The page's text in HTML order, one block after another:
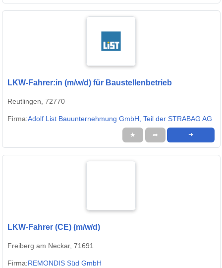
LKW-Fahrer:in (m/w/d) für Baustellenbetrieb
Reutlingen, 72770
Firma:Adolf List Bauunternehmung GmbH, Teil der STRABAG AG
★ ➦ ➜
LKW-Fahrer (CE) (m/w/d)
Freiberg am Neckar, 71691
Firma:REMONDIS Süd GmbH